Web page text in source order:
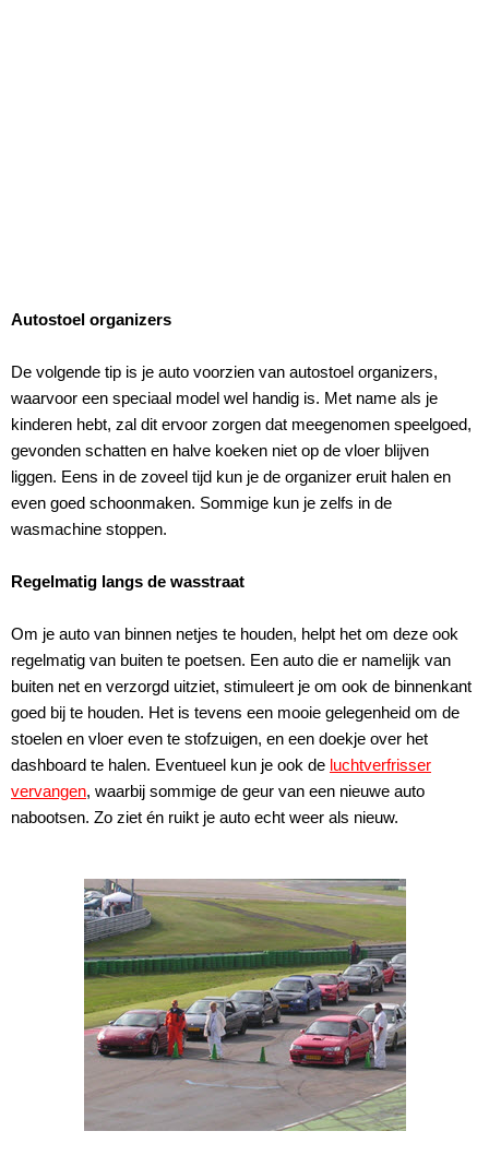
Autostoel organizers
De volgende tip is je auto voorzien van autostoel organizers,
waarvoor een speciaal model wel handig is. Met name als je
kinderen hebt, zal dit ervoor zorgen dat meegenomen speelgoed,
gevonden schatten en halve koeken niet op de vloer blijven
liggen. Eens in de zoveel tijd kun je de organizer eruit halen en
even goed schoonmaken. Sommige kun je zelfs in de
wasmachine stoppen.
Regelmatig langs de wasstraat
Om je auto van binnen netjes te houden, helpt het om deze ook
regelmatig van buiten te poetsen. Een auto die er namelijk van
buiten net en verzorgd uitziet, stimuleert je om ook de binnenkant
goed bij te houden. Het is tevens een mooie gelegenheid om de
stoelen en vloer even te stofzuigen, en een doekje over het
dashboard te halen. Eventueel kun je ook de luchtverfrisser
vervangen, waarbij sommige de geur van een nieuwe auto
nabootsen. Zo ziet én ruikt je auto echt weer als nieuw.